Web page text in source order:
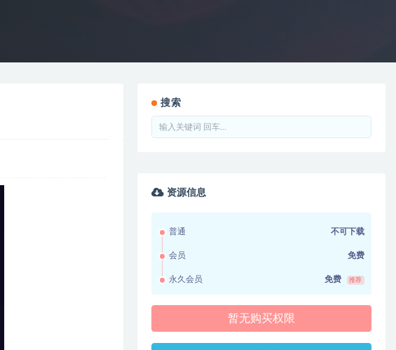
搜索
资源信息
普通 不可下载
会员 免费
永久会员 免费 推荐
暂无购买权限